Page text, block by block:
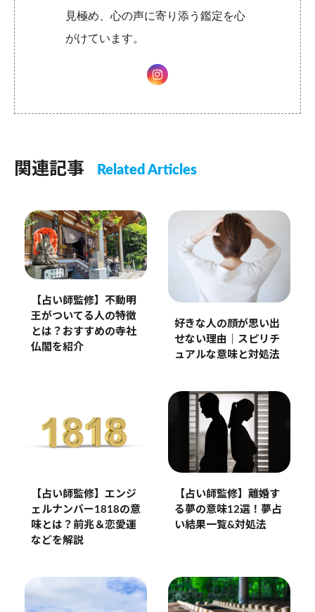
見極め、心の声に寄り添う鑑定を心
がけています。
関連記事 Related Articles
【占い師監修】不動明
王がついてる人の特徴
とは？おすすめの寺社
仏閣を紹介
好きな人の顔が思い出
せない理由｜スピリチ
ュアルな意味と対処法
【占い師監修】エンジ
ェルナンバー1818の意
味とは？前兆＆恋愛運
などを解説
【占い師監修】離婚す
る夢の意味12選！夢占
い結果一覧&対処法